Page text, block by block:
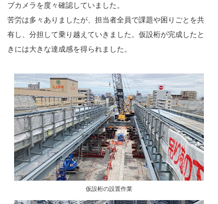
ブカメラを度々確認していました。
苦労は多々ありましたが、担当者全員で課題や困りごとを共
有し、分担して乗り越えていきました。仮設桁が完成したと
きには大きな達成感を得られました。
仮設桁の設置作業